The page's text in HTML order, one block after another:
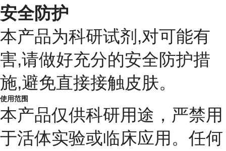
安全防护
本产品为科研试剂,对可能有
害,请做好充分的安全防护措
施,避免直接接触皮肤。
使用范围
本产品仅供科研用途，严禁用
于活体实验或临床应用。任何